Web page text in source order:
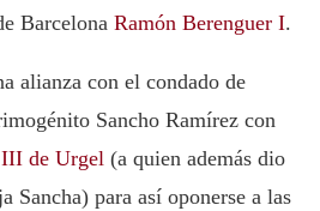
Barcelona Ramón Berenguer I.
alianza con el condado de
Sancho Ramírez con
de Urgel (a quien además dio
Sancha) para así oponerse a las